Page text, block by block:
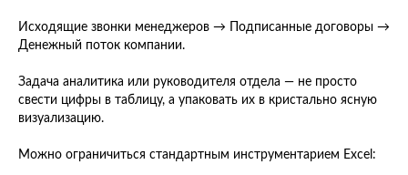
Исходящие звонки менеджеров → Подписанные договоры →
Денежный поток компании.
Задача аналитика или руководителя отдела — не просто
свести цифры в таблицу, а упаковать их в кристально ясную
визуализацию.
Можно ограничиться стандартным инструментарием Excel: